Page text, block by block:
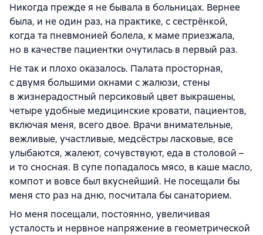
Никогда прежде я не бывала в больницах. Вернее
была, и не один раз, на практике, с сестрёнкой,
когда та пневмонией болела, к маме приезжала,
но в качестве пациентки очутилась в первый раз.
Не так и плохо оказалось. Палата просторная,
с двумя большими окнами с жалюзи, стены
в жизнерадостный персиковый цвет выкрашены,
четыре удобные медицинские кровати, пациентов,
включая меня, всего двое. Врачи внимательные,
вежливые, участливые, медсёстры ласковые, все
улыбаются, жалеют, сочувствуют, еда в столовой –
и то сносная. В супе попадалось мясо, в каше масло,
компот и вовсе был вкуснейший. Не посещали бы
меня сто раз на дню, посчитала бы санаторием.
Но меня посещали, постоянно, увеличивая
усталость и нервное напряжение в геометрической